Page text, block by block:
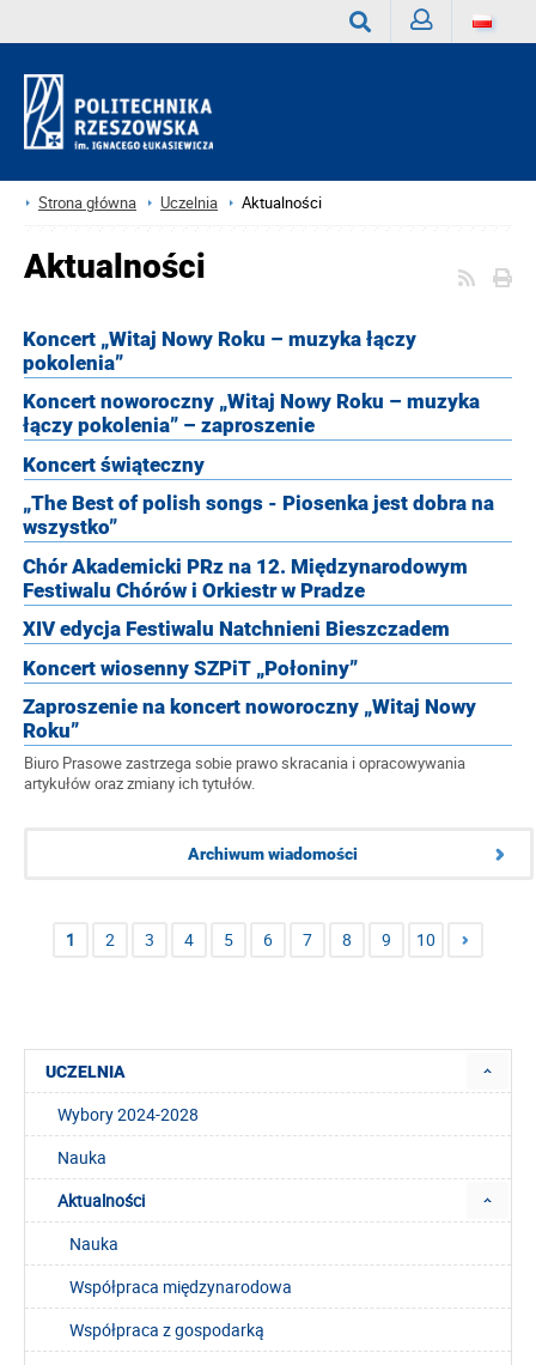
Strona główna Uczelnia Aktualności
Aktualności
Koncert „Witaj Nowy Roku – muzyka łączy
pokolenia”
Koncert noworoczny „Witaj Nowy Roku – muzyka
łączy pokolenia” – zaproszenie
Koncert świąteczny
„The Best of polish songs - Piosenka jest dobra na
wszystko”
Chór Akademicki PRz na 12. Międzynarodowym
Festiwalu Chórów i Orkiestr w Pradze
XIV edycja Festiwalu Natchnieni Bieszczadem
Koncert wiosenny SZPiT „Połoniny”
Zaproszenie na koncert noworoczny „Witaj Nowy
Roku”
Biuro Prasowe zastrzega sobie prawo skracania i opracowywania
artykułów oraz zmiany ich tytułów.
Archiwum wiadomości
1 2 3 4 5 6 7 8 9 10
UCZELNIA
Wybory 2024-2028
Nauka
Aktualności
Nauka
Współpraca międzynarodowa
Współpraca z gospodarką